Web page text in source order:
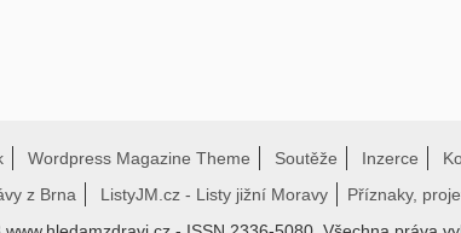
Wordpress Magazine Theme Soutěže Inzerce
z Brna
ListyJM.cz - Listy jižní Moravy
Příznaky,